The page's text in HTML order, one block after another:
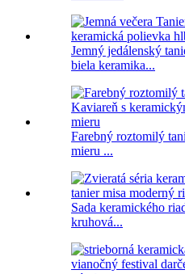
Jemný jedálenský
biela keramika...
Farebný roztomilý
mieru ...
Sada keramického
kruhová...